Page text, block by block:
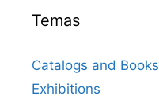
Temas
Catalogs and Books
Exhibitions